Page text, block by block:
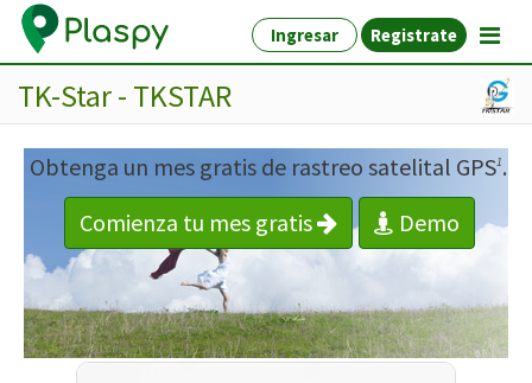
Ingresar Registrate
TK-Star - TKSTAR
Obtenga un mes gratis de rastreo satelital GPS1.
Comienza tu mes gratis
Demo